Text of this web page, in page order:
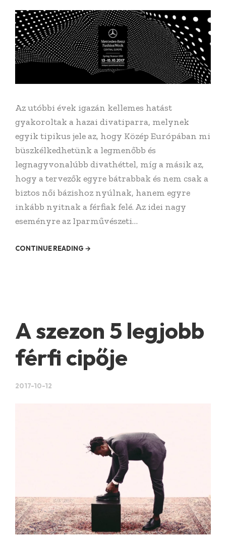
Az utóbbi évek igazán kellemes hatást
gyakoroltak a hazai divatiparra, melynek
egyik tipikus jele az, hogy Közép Európában mi
büszkélkedhetünk a legmenőbb és
legnagyvonalúbb divathéttel, míg a másik az,
hogy a tervezők egyre bátrabbak és nem csak a
biztos női bázishoz nyúlnak, hanem egyre
inkább nyitnak a férfiak felé. Az idei nagy
eseményre az Iparművészeti…
CONTINUE READING →
A szezon 5 legjobb
férfi cipője
2017-10-12